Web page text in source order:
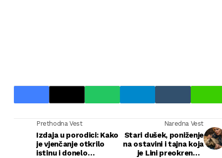
Prethodna Vest
Izdaja u porodici: Kako
je vjenčanje otkrilo
istinu i donelo
Naredna Vest
Stari dušek, poniženje
na ostavini i tajna koja
je Lini preokrenula